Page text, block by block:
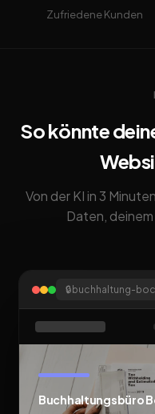
Zufriedene Kunden
So könnte
Von der KI in 3
Daten,
🔒 buchhaltung-
Buchhaltungsbüro